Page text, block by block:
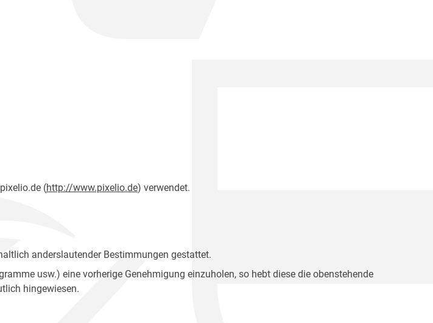
(http://www.pixelio.de) verwendet.
anderslautender Bestimmungen gestattet.
usw.) eine vorherige Genehmigung einzuholen, so hebt diese die obenstehende
hingewiesen.